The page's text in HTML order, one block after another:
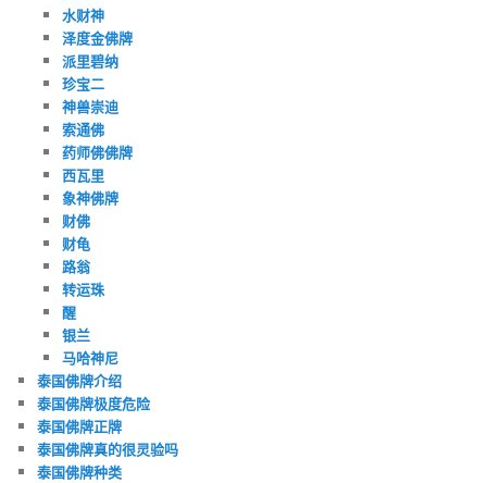
水财神
泽度金佛牌
派里碧纳
珍宝二
神兽崇迪
索通佛
药师佛佛牌
西瓦里
象神佛牌
财佛
财龟
路翁
转运珠
醒
银兰
马哈神尼
泰国佛牌介绍
泰国佛牌极度危险
泰国佛牌正牌
泰国佛牌真的很灵验吗
泰国佛牌种类